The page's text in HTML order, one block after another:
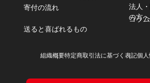
寄付の流れ
法人
の方へ
送ると喜ばれるもの
コラム
組織概要特定商取引法に基づく表記個